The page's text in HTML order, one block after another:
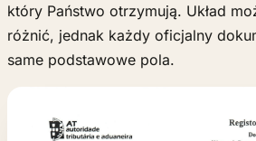
który Państwo otrzymują. Układ
różnić, jednak każdy oficjalny
same podstawowe pola.